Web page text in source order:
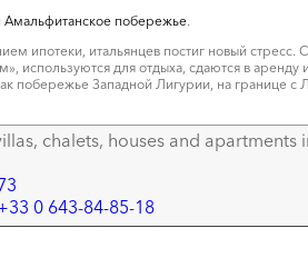
Амальфитанское побережье.
ипотеки, итальянцев постиг новый стресс.
для отдыха, сдаются в аренду
побережье Западной Лигурии, на границе
chalets, houses and apartments
0 643-84-85-18